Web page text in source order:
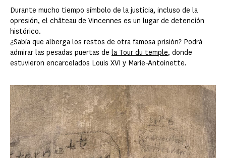
Durante mucho tiempo símbolo de la justicia, incluso de la
opresión, el château de Vincennes es un lugar de detención
histórico.
¿Sabía que alberga los restos de otra famosa prisión? Podrá
admirar las pesadas puertas de la Tour du temple, donde
estuvieron encarcelados Louis XVI y Marie-Antoinette.